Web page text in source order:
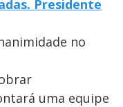
Presidente
no
uma equipe